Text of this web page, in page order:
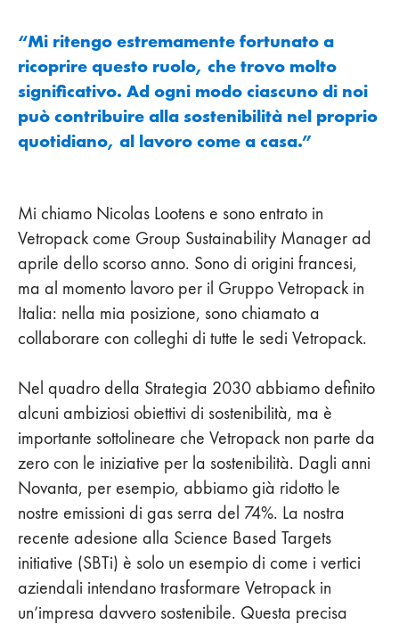
“Mi ritengo estremamente fortunato a
ricoprire questo ruolo, che trovo molto
significativo. Ad ogni modo ciascuno di noi
può contribuire alla sostenibilità nel proprio
quotidiano, al lavoro come a casa.”
Mi chiamo Nicolas Lootens e sono entrato in
Vetropack come Group Sustainability Manager ad
aprile dello scorso anno. Sono di origini francesi,
ma al momento lavoro per il Gruppo Vetropack in
Italia: nella mia posizione, sono chiamato a
collaborare con colleghi di tutte le sedi Vetropack.
Nel quadro della Strategia 2030 abbiamo definito
alcuni ambiziosi obiettivi di sostenibilità, ma è
importante sottolineare che Vetropack non parte da
zero con le iniziative per la sostenibilità. Dagli anni
Novanta, per esempio, abbiamo già ridotto le
nostre emissioni di gas serra del 74%. La nostra
recente adesione alla Science Based Targets
initiative (SBTi) è solo un esempio di come i vertici
aziendali intendano trasformare Vetropack in
un’impresa davvero sostenibile. Questa precisa